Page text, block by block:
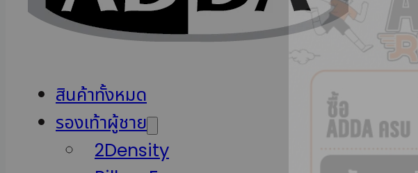
สินค้าทั้งหมด
รองเท้าผู้ชาย
2Density